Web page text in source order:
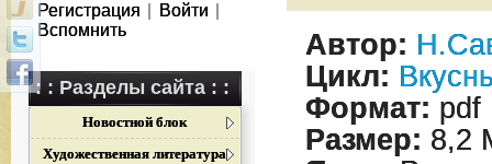
Регистрация Войти
Вспомнить
: : Разделы сайта : :
Новостной блок
Художественная литература
Автор:
Цикл:
Формат: pdf
Размер: 8,2